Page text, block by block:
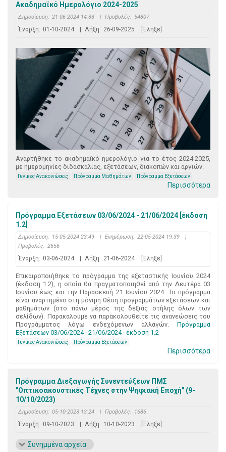
Ακαδημαϊκό Ημερολόγιο 2024-2025
Δημοσίευση: 21-06-2024 14:33 | Προβολές: 54807
Έναρξη: 01-10-2024 | Λήξη: 26-09-2025 [Έληξε]
Αναρτήθηκε το ακαδημαϊκό ημερολόγιο για το έτος 2024-2025,
με ημερομηνίες διδασκαλίας, εξετάσεων, διακοπών και αργιών.
Γενικές Ανακοινώσεις Πρόγραμμα Μαθημάτων Πρόγραμμα Εξετάσεων
Περισσότερα
Πρόγραμμα Εξετάσεων 03/06/2024 - 21/06/2024 [έκδοση
1.2]
Δημοσίευση: 15-05-2024 23:49 | Ενημέρωση: 22-05-2024 19:39
|
Προβολές: 2656
Έναρξη: 03-06-2024 Λήξη: 21-06-2024 [Έληξε]
Επικαιροποιήθηκε το πρόγραμμα της εξεταστικής Ιουνίου 2024
(έκδοση 1.2), η οποία θα πραγματοποιηθεί από την Δευτέρα 03
Ιουνίου έως και την Παρασκευή 21 Ιουνίου 2024. Το πρόγραμμα
είναι αναρτημένο στη μόνιμη θέση προγραμμάτων εξετάσεων και
μαθημάτων (στο πάνω μέρος της δεξιάς στήλης όλων των
σελίδων). Παρακαλούμε να παρακολουθείτε τις ανανεώσεις του
Προγράμματος λόγω ενδεχόμενων αλλαγών. Πρόγραμμα
Εξετάσεων 03/06/2024 - 21/06/2024 - έκδοση 1.2
Γενικές Ανακοινώσεις Πρόγραμμα Εξετάσεων
Περισσότερα
Πρόγραμμα Διεξαγωγής Συνεντεύξεων ΠΜΣ
"Οπτικοακουστικές Τέχνες στην Ψηφιακή Εποχή" (9-
10/10/2023)
Δημοσίευση: 05-10-2023 13:24 | Προβολές: 1686
Έναρξη: 09-10-2023 Λήξη: 10-10-2023 [Έληξε]
Συνημμένα αρχεία